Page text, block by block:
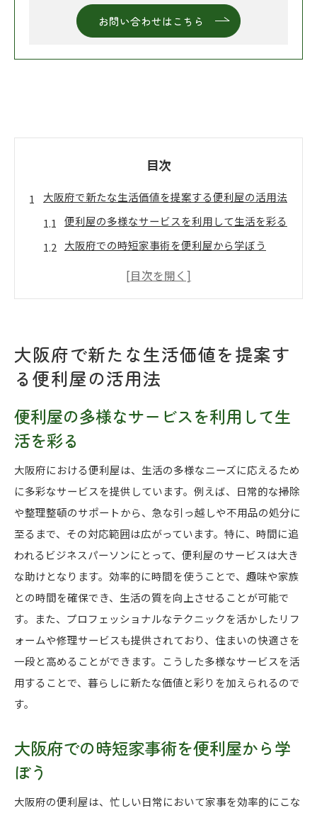
お問い合わせはこちら
目次
大阪府で新たな生活価値を提案する便利屋の活用法
便利屋の多様なサービスを利用して生活を彩る
大阪府での時短家事術を便利屋から学ぼう
便利屋が提案する生活の質を高めるアイデア
築く
大阪府の便利屋から得るライフスタイル改善の
ヒント
暮らしを豊かにする大阪府の便利屋が提供するエコ
ライフ
環境に配慮したエコライフを便利屋と共に
大阪府の便利屋が実践する持続可能な生活スタ
イル
便利屋を通じてエコ活動を日常に取り入れる方
再利用技術を学べる便利屋のエコサポート
大阪府でエコライフを推進する便利屋の役割
便利屋の知識で始める大阪府のエコライフスタ
イル
便利屋を通じて大阪府で実現する快適な生活スタイ
ライフスタイルに合った便利屋サービスの選び
大阪府での快適生活を便利屋がサポート
大阪府で新たな生活価値を提案す
る便利屋の活用法
便利屋の多様なサービスを利用して生
活を彩る
大阪府における便利屋は、生活の多様なニーズに応えるため
に多彩なサービスを提供しています。例えば、日常的な掃除
や整理整頓のサポートから、急な引っ越しや不用品の処分に
至るまで、その対応範囲は広がっています。特に、時間に追
われるビジネスパーソンにとって、便利屋のサービスは大き
な助けとなります。効率的に時間を使うことで、趣味や家族
との時間を確保でき、生活の質を向上させることが可能で
す。また、プロフェッショナルなテクニックを活かしたリフ
ォームや修理サービスも提供されており、住まいの快適さを
一段と高めることができます。こうした多様なサービスを活
用することで、暮らしに新たな価値と彩りを加えられるので
す。
大阪府での時短家事術を便利屋から学
ぼう
大阪府の便利屋は、忙しい日常において家事を効率的にこな